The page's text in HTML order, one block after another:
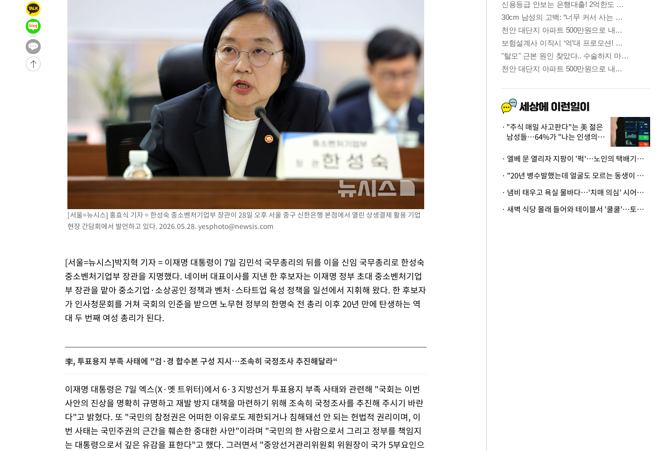
[서울=뉴시스] 홍효식 기자 = 한성숙 중소벤처기업부 장관이 28일 오후 서울 중구 신한은행 본점에서 열린 상생결제 활용 기업
현장 간담회에서 발언하고 있다. 2026.05.28. yesphoto@newsis.com
[서울=뉴시스]박지혁 기자 = 이재명 대통령이 7일 김민석 국무총리의 뒤를 이을 신임 국무총리로 한성숙
중소벤처기업부 장관을 지명했다. 네이버 대표이사를 지낸 한 후보자는 이재명 정부 초대 중소벤처기업
부 장관을 맡아 중소기업·소상공인 정책과 벤처·스타트업 육성 정책을 일선에서 지휘해 왔다. 한 후보자
가 인사청문회를 거쳐 국회의 인준을 받으면 노무현 정부의 한명숙 전 총리 이후 20년 만에 탄생하는 역
대 두 번째 여성 총리가 된다.
李, 투표용지 부족 사태에 "검·경 합수본 구성 지시…조속히 국정조사 추진해달라“
이재명 대통령은 7일 엑스(X·옛 트위터)에서 6·3 지방선거 투표용지 부족 사태와 관련해 "국회는 이번
사안의 진상을 명확히 규명하고 재발 방지 대책을 마련하기 위해 조속히 국정조사를 추진해 주시기 바란
다"고 밝혔다. 또 "국민의 참정권은 어떠한 이유로도 제한되거나 침해돼선 안 되는 헌법적 권리이며, 이
번 사태는 국민주권의 근간을 훼손한 중대한 사안"이라며 "국민의 한 사람으로서 그리고 정부를 책임지
는 대통령으로서 깊은 유감을 표한다"고 했다. 그러면서 "중앙선거관리위원회 위원장이 국가 5부요인으
"주식 매일 사고판다"는 美 젊은
남성들…64%가 "나는 인생의
· 엘베 문 열리자 지팡이 '퍽'…노인의 택배기사 폭행 이유
· "20년 병수발했는데 얼굴도 모르는 동생이 유산 절반을"…배다른 형제 상속권 있을까
· 냄비 태우고 욕실 물바다…'치매 의심' 시어머니 검사 권유했다가 '날벼락'
· 새벽 식당 몰래 들어와 테이블서 '쿨쿨'…토사물 남기고 사라진 남성